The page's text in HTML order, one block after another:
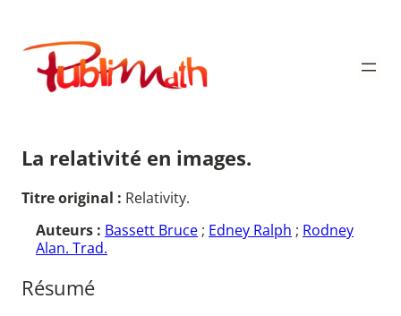
contenu
Publimath
La relativité en images.
Titre original : Relativity.
Auteurs : Bassett Bruce ; Edney Ralph ; Rodney
Alan. Trad.
Résumé